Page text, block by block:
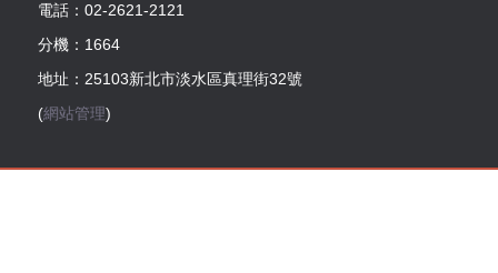
電話：02-2621-2121
分機：1664
地址：25103新北市淡水區真理街32號
(網站管理)